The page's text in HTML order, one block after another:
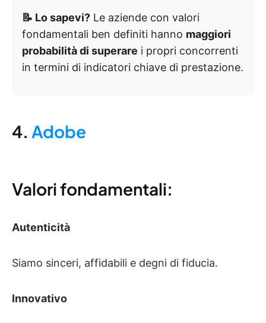
📝 Lo sapevi? Le aziende con valori
fondamentali ben definiti hanno maggiori
probabilità di superare i propri concorrenti
in termini di indicatori chiave di prestazione.
4. Adobe
Valori fondamentali:
Autenticità
Siamo sinceri, affidabili e degni di fiducia.
Innovativo